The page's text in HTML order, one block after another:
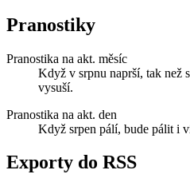
Pranostiky
Pranostika na akt. měsíc
Když v srpnu naprší, tak než
vysuší.
Pranostika na akt. den
Když srpen pálí, bude pálit i
Exporty do RSS